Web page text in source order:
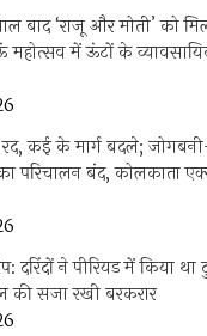
बाद ‘राजू और मोती’ को
में ऊंटों के
रद, कई के मार्ग बदले;
परिचालन बंद, कोलकाता
दरिंदों ने पीरियड में किया था
की सजा रखी बरकरार